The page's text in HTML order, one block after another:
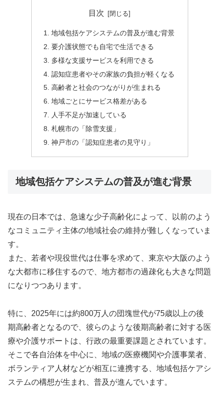
目次
地域包括ケアシステムの普及が進む背景
要介護状態でも自宅で生活できる
多様な支援サービスを利用できる
認知症患者やその家族の負担が軽くなる
高齢者と社会のつながりが生まれる
地域ごとにサービス格差がある
人手不足が加速している
札幌市の「除雪支援」
神戸市の「認知症患者の見守り」
地域包括ケアシステムの普及が進む背景
現在の日本では、急速な少子高齢化によって、以前のよう
なコミュニティ主体の地域社会の維持が難しくなっていま
す。
また、若者や現役世代は仕事を求めて、東京や大阪のよう
な大都市に移住するので、地方都市の過疎化も大きな問題
になりつつあります。
特に、2025年には約800万人の団塊世代が75歳以上の後
期高齢者となるので、彼らのような後期高齢者に対する医
療や介護サポートは、行政の最重要課題とされています。
そこで各自治体を中心に、地域の医療機関や介護事業者、
ボランティア人材などが相互に連携する、地域包括ケアシ
ステムの構想が生まれ、普及が進んでいます。